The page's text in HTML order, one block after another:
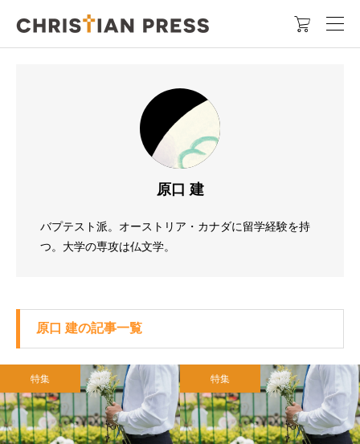

原口 建
バプテスト派。オーストリア・カナダに留学経験を持
つ。大学の専攻は仏文学。
原口 建の記事一覧
特集 特集